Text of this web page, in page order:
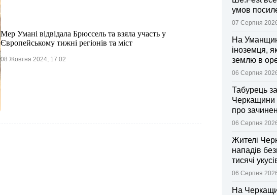
Мер Умані відвідала Брюссель та взяла участь у
Європейському тижні регіонів та міст
08 Жовтня 2024, 17:02
умов
07 Серпня
На
іноземця,
землю в
ділянки
06 Серпня
Табурець
Черкащини
про
тривоги
06 Серпня
Жителі
нападів
тисячі
06 Серпня
На